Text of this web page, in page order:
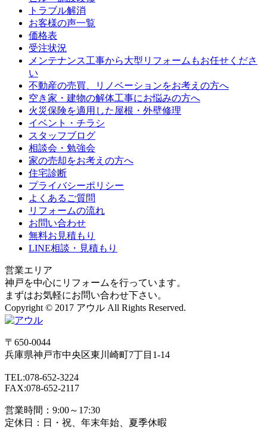
トラブル解消
お客様の声一覧
価格表
受注状況
メンテナンス工事から大型リフォームもお任せくださ
い
不動産の売買、リノベーションをお考えの方へ
空き家・建物の解体工事にお悩みの方へ
火災保険を適用した屋根・外壁修理
イベント・チラシ
スタッフブログ
相談会・勉強会
家の売却をお考えの方へ
住宅診断
プライバシーポリシー
よくあるご質問
リフォームの流れ
お問い合わせ
無料お見積もり
LINE相談・見積もり
営業エリア
神戸を中心にリフォームを行っています。
まずはお気軽にお問い合わせ下さい。
Copyright © 2017 アウル All Rights Reserved.
〒650-0044
兵庫県神戸市中央区東川崎町7丁目1-14
TEL:078-652-3224
FAX:078-652-2117
営業時間：9:00～17:30
定休日：日・祝、年末年始、夏季休暇